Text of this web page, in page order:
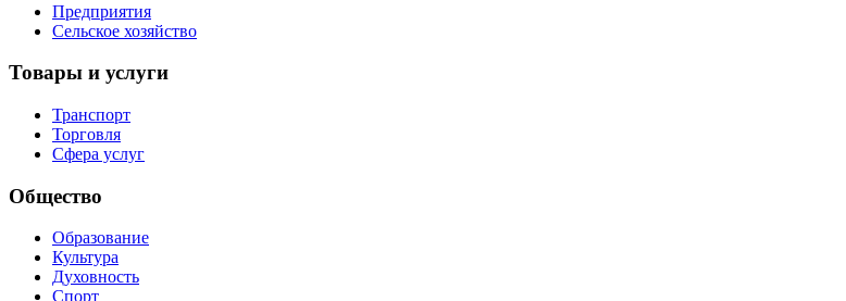
Предприятия
Сельское хозяйство
Товары и услуги
Транспорт
Торговля
Сфера услуг
Общество
Образование
Культура
Духовность
Спорт